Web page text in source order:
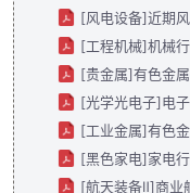
[风电设备]近期
[工程机械]机械
[贵金属]有色金
[光学光电子]电
[工业金属]有色
[黑色家电]家电
[航天装备Ⅱ]商业